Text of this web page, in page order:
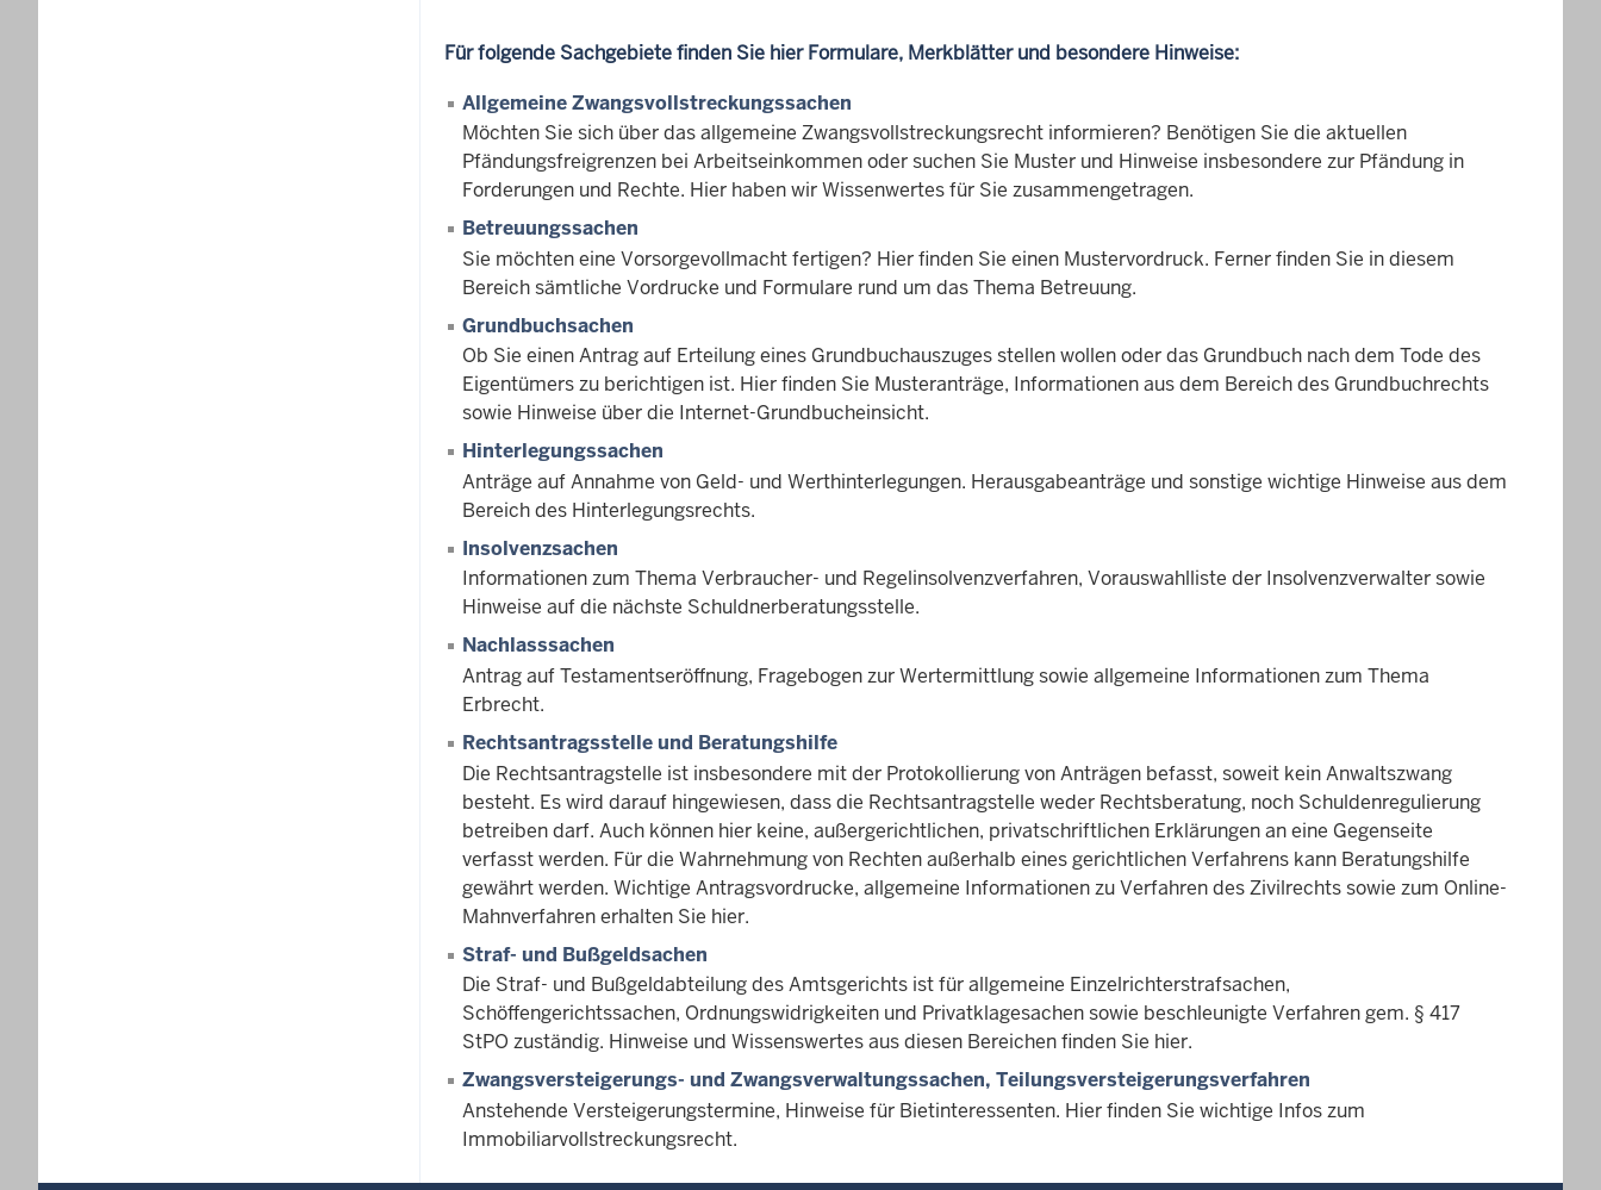
Für folgende Sachgebiete finden Sie hier Formulare, Merkblätter und besondere Hinweise:
Allgemeine Zwangsvollstreckungssachen
Möchten Sie sich über das allgemeine Zwangsvollstreckungsrecht informieren? Benötigen Sie die aktuellen
Pfändungsfreigrenzen bei Arbeitseinkommen oder suchen Sie Muster und Hinweise insbesondere zur Pfändung in
Forderungen und Rechte. Hier haben wir Wissenwertes für Sie zusammengetragen.
Betreuungssachen
Sie möchten eine Vorsorgevollmacht fertigen? Hier finden Sie einen Mustervordruck. Ferner finden Sie in diesem
Bereich sämtliche Vordrucke und Formulare rund um das Thema Betreuung.
Grundbuchsachen
Ob Sie einen Antrag auf Erteilung eines Grundbuchauszuges stellen wollen oder das Grundbuch nach dem Tode des
Eigentümers zu berichtigen ist. Hier finden Sie Musteranträge, Informationen aus dem Bereich des Grundbuchrechts
sowie Hinweise über die Internet-Grundbucheinsicht.
Hinterlegungssachen
Anträge auf Annahme von Geld- und Werthinterlegungen. Herausgabeanträge und sonstige wichtige Hinweise aus dem
Bereich des Hinterlegungsrechts.
Insolvenzsachen
Informationen zum Thema Verbraucher- und Regelinsolvenzverfahren, Vorauswahlliste der Insolvenzverwalter sowie
Hinweise auf die nächste Schuldnerberatungsstelle.
Nachlasssachen
Antrag auf Testamentseröffnung, Fragebogen zur Wertermittlung sowie allgemeine Informationen zum Thema
Erbrecht.
Rechtsantragsstelle und Beratungshilfe
Die Rechtsantragstelle ist insbesondere mit der Protokollierung von Anträgen befasst, soweit kein Anwaltszwang
besteht. Es wird darauf hingewiesen, dass die Rechtsantragstelle weder Rechtsberatung, noch Schuldenregulierung
betreiben darf. Auch können hier keine, außergerichtlichen, privatschriftlichen Erklärungen an eine Gegenseite
verfasst werden. Für die Wahrnehmung von Rechten außerhalb eines gerichtlichen Verfahrens kann Beratungshilfe
gewährt werden. Wichtige Antragsvordrucke, allgemeine Informationen zu Verfahren des Zivilrechts sowie zum Online-
Mahnverfahren erhalten Sie hier.
Straf- und Bußgeldsachen
Die Straf- und Bußgeldabteilung des Amtsgerichts ist für allgemeine Einzelrichterstrafsachen,
Schöffengerichtssachen, Ordnungswidrigkeiten und Privatklagesachen sowie beschleunigte Verfahren gem. § 417
StPO zuständig. Hinweise und Wissenswertes aus diesen Bereichen finden Sie hier.
Zwangsversteigerungs- und Zwangsverwaltungssachen, Teilungsversteigerungsverfahren
Anstehende Versteigerungstermine, Hinweise für Bietinteressenten. Hier finden Sie wichtige Infos zum
Immobiliarvollstreckungsrecht.